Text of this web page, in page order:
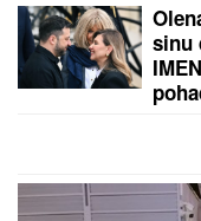
(FOTO) MINI
Ćerka Goce Tržan
se usijale
PREPORUKA ZA